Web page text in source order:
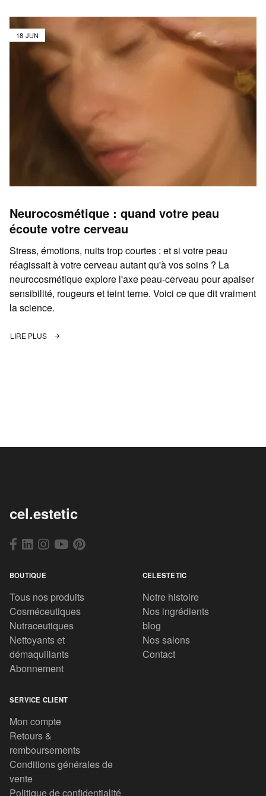
18 JUN
Neurocosmétique : quand votre peau
écoute votre cerveau
Stress, émotions, nuits trop courtes : et si votre peau
réagissait à votre cerveau autant qu'à vos soins ? La
neurocosmétique explore l'axe peau-cerveau pour apaiser
sensibilité, rougeurs et teint terne. Voici ce que dit vraiment
la science.
LIRE PLUS
cel.estetic
BOUTIQUE
Tous nos produits
Cosméceutiques
Nutraceutiques
Nettoyants et
démaquillants
Abonnement
CELESTETIC
Notre histoire
Nos ingrédients
blog
Nos salons
Contact
SERVICE CLIENT
Mon compte
Retours &
remboursements
Conditions générales de
vente
Politique de confidentialité